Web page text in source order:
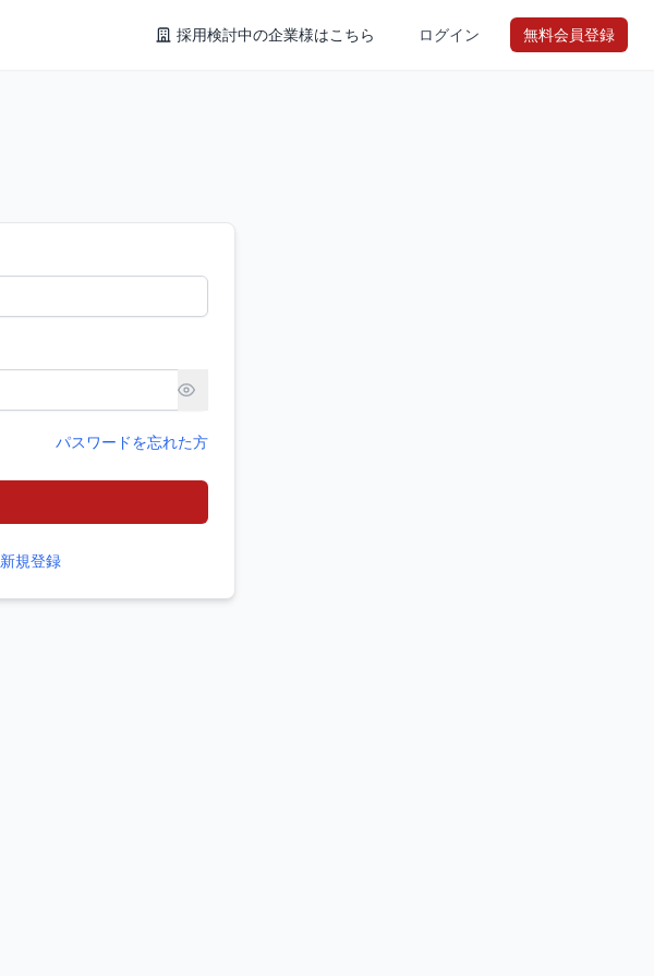
採用検討中の企業様はこちら ログイン 無料会員登録
パスワードを忘れた方
新規登録